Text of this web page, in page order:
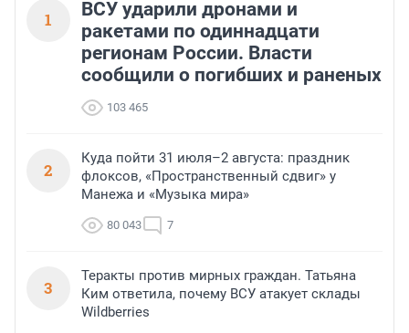
1
ВСУ ударили дронами и
ракетами по одиннадцати
регионам России. Власти
сообщили о погибших и раненых
103 465
2
Куда пойти 31 июля–2 августа: праздник
флоксов, «Пространственный сдвиг» у
Манежа и «Музыка мира»
80 043 7
3
Теракты против мирных граждан. Татьяна
Ким ответила, почему ВСУ атакует склады
Wildberries